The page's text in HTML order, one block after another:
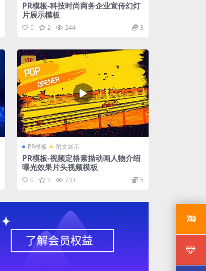
PR模板-科技时尚商务企业宣传幻灯
片展示模板
0 2 244 3
VIP
PR模板 图文展示
PR模板-视频定格素描动画人物介绍
曝光效果片头视频模板
0 2 733 5